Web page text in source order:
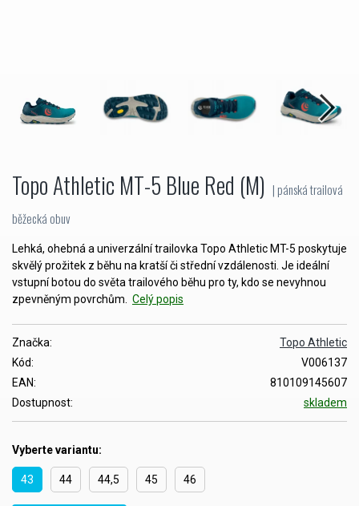
Topo Athletic MT-5 Blue Red (M) | pánská trailová
běžecká obuv
Lehká, ohebná a univerzální trailovka Topo Athletic MT-5 poskytuje
skvělý prožitek z běhu na kratší či střední vzdálenosti. Je ideální
vstupní botou do světa trailového běhu pro ty, kdo se nevyhnou
zpevněným povrchům. Celý popis
Topo Athletic
Značka:
V006137
Kód:
810109145607
EAN:
skladem
Dostupnost:
Vyberte variantu:
43 44 44,5 45 46